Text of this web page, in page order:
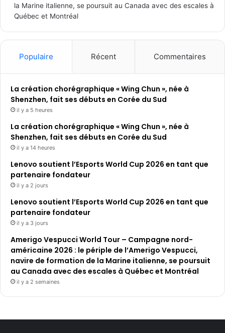
la Marine italienne, se poursuit au Canada avec des escales à
Québec et Montréal
Populaire Récent Commentaires
La création chorégraphique « Wing Chun », née à
Shenzhen, fait ses débuts en Corée du Sud
il y a 5 heures
La création chorégraphique « Wing Chun », née à
Shenzhen, fait ses débuts en Corée du Sud
il y a 14 heures
Lenovo soutient l’Esports World Cup 2026 en tant que
partenaire fondateur
il y a 2 jours
Lenovo soutient l’Esports World Cup 2026 en tant que
partenaire fondateur
il y a 3 jours
Amerigo Vespucci World Tour – Campagne nord-
américaine 2026 : le périple de l’Amerigo Vespucci,
navire de formation de la Marine italienne, se poursuit
au Canada avec des escales à Québec et Montréal
il y a 2 semaines